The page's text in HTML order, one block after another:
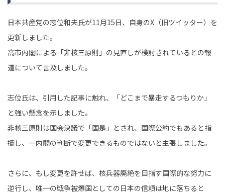
日本共産党の志位和夫氏が11月15日、自身のX（旧ツイッター）を
更新しました。
高市内閣による「非核三原則」の見直しが検討されているとの報
道について言及しました。
志位氏は、引用した記事に触れ、「どこまで暴走するつもりか」
と強い懸念を示しました。
非核三原則は国会決議で「国是」とされ、国際公約でもあると指
摘し、一内閣の判断で変更できるものではないと主張しました。
さらに、もし変更を許せば、核兵器廃絶を目指す国際的な努力に
逆行し、唯一の戦争被爆国としての日本の信頼は地に落ちると